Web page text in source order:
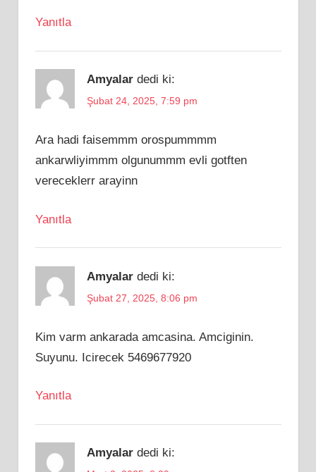
Yanıtla
Amyalar dedi ki:
Şubat 24, 2025, 7:59 pm
Ara hadi faisemmm orospummmm
ankarwliyimmm olgunummm evli gotften
vereceklerr arayinn
Yanıtla
Amyalar dedi ki:
Şubat 27, 2025, 8:06 pm
Kim varm ankarada amcasina. Amciginin.
Suyunu. Icirecek 5469677920
Yanıtla
Amyalar dedi ki: